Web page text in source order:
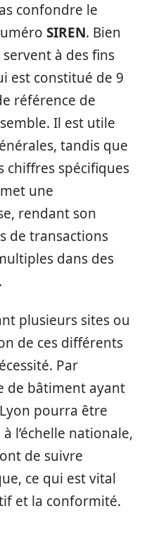
confondre le
SIREN. Bien
à des fins
est constitué de 9
référence de
Il est utile
tandis que
chiffres spécifiques
une
rendant son
de transactions
dans des
plusieurs sites ou
de ces différents
Par
de bâtiment ayant
pourra être
l’échelle nationale,
de suivre
ce qui est vital
et la conformité.